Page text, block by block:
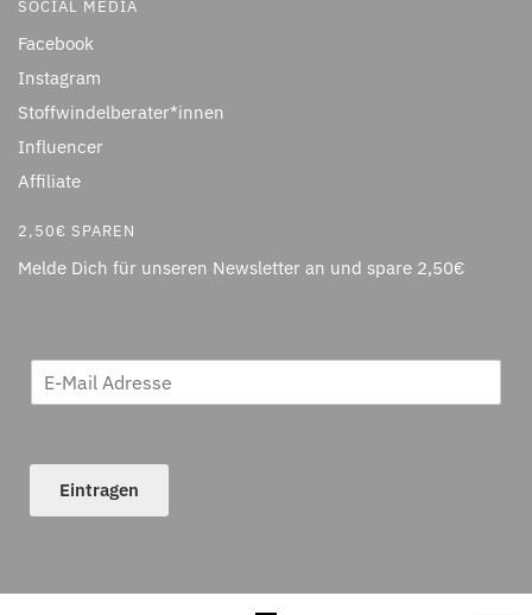
SOCIAL MEDIA
Facebook
Instagram
Stoffwindelberater*innen
Influencer
Affiliate
2,50€ SPAREN
Melde Dich für unseren Newsletter an und spare 2,50€
Eintragen